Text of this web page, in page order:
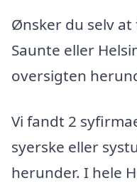
Ønsker du selv
Saunte eller
oversigten
Vi fandt 2
syerske eller
herunder. I hele